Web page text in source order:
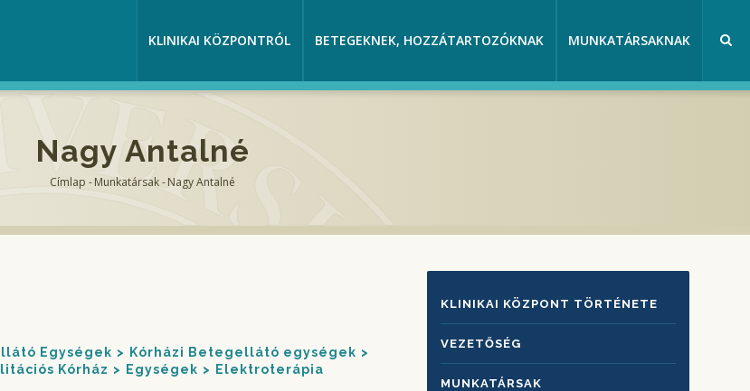
KLINIKAI KÖZPONTRÓL BETEGEKNEK, HOZZÁTARTOZÓKNAK MUNKATÁRSAKNAK
Nagy Antalné
Címlap - Munkatársak - Nagy Antalné
Egységek
Kórházi Betegellátó egységek
Kórház
Egységek Elektroterápia
KLINIKAI
KÖZPONTRÓL
KLINIKAI KÖZPONT TÖRTÉNETE
VEZETŐSÉG
MUNKATÁRSAK